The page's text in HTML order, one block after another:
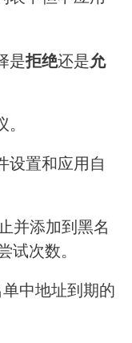
是拒绝还是允
设置和应用自
并添加到黑名
试次数。
中地址到期的